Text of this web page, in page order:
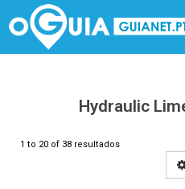
Hydraulic
1 to 20 of 38 resultados